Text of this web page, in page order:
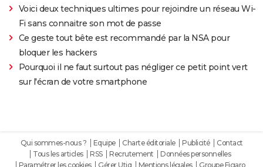
Voici deux techniques ultimes pour rejoindre un réseau Wi-
Fi sans connaitre son mot de passe
Ce geste tout bête est recommandé par la NSA pour
bloquer les hackers
Pourquoi il ne faut surtout pas négliger ce petit point vert
sur l'écran de votre smartphone
Qui sommes-nous ? Equipe Charte éditoriale Publicité
Contact
Tous les articles
RSS Recrutement
Données personnelles
Paramétrer les cookies
Gérer Utiq Mentions légales
Groupe Figaro